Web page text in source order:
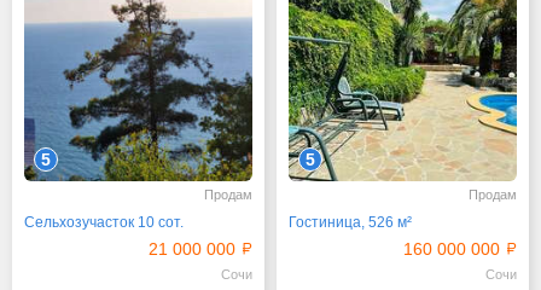
5
Продам
Сельхозучасток 10 сот.
21 000 000
Сочи
5
Продам
Гостиница, 526 м²
160 000 000
Сочи